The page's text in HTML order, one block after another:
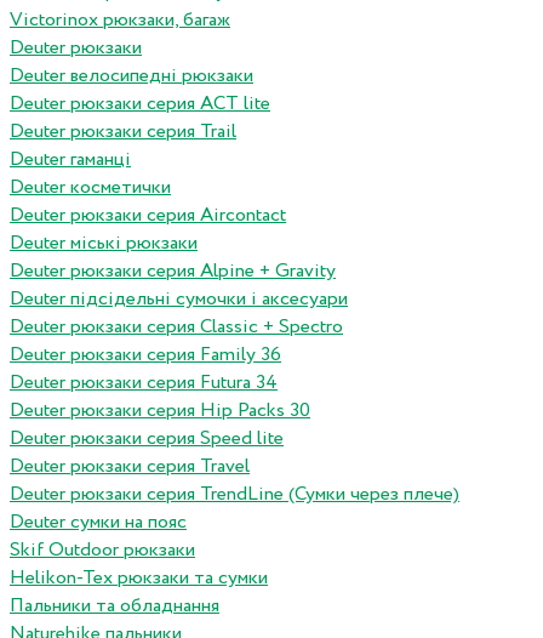
Victorinox рюкзаки, багаж
Deuter рюкзаки
Deuter велосипедні рюкзаки
Deuter рюкзаки серия ACT lite
Deuter рюкзаки серия Trail
Deuter гаманці
Deuter косметички
Deuter рюкзаки серия Aircontact
Deuter міські рюкзаки
Deuter рюкзаки серия Alpine + Gravity
Deuter підсідельні сумочки і аксесуари
Deuter рюкзаки серия Classic + Spectro
Deuter рюкзаки серия Family 36
Deuter рюкзаки серия Futura 34
Deuter рюкзаки серия Hip Packs 30
Deuter рюкзаки серия Speed lite
Deuter рюкзаки серия Travel
Deuter рюкзаки серия TrendLine (Сумки через плече)
Deuter сумки на пояс
Skif Outdoor рюкзаки
Helikon-Tex рюкзаки та сумки
Пальники та обладнання